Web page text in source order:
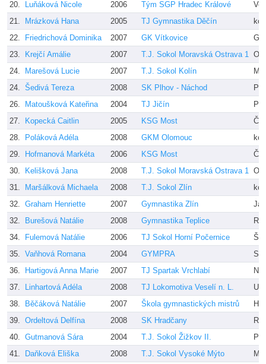
20.
Luňáková Nicole 2006 Tým SGP Hradec Králové
21.
Mrázková Hana 2005 TJ Gymnastika Děčín
22.
Friedrichová Dominika 2007 GK Vítkovice
23.
Krejčí Amálie 2007 T.J. Sokol Moravská Ostrava 1
24.
Marešová Lucie 2007 T.J. Sokol Kolín
24. Šedivá Tereza 2008 SK Plhov - Náchod
26.
Matoušková Kateřina 2004 TJ Jičín
27.
Kopecká Caitlin 2005 KSG Most
28.
Poláková Adéla 2008 GKM Olomouc
29.
Hofmanová Markéta 2006 KSG Most
30.
Kelišková Jana 2008 T.J. Sokol Moravská Ostrava 1
31.
Maršálková Michaela 2008 T.J. Sokol Zlín
32. Graham Henriette 2007 Gymnastika Zlín
32.
Burešová Natálie 2008 Gymnastika Teplice
34.
Fulemová Natálie 2006 TJ Sokol Horní Počernice
35. Vaňhová Romana 2004 GYMPRA
36.
Hartigová Anna Marie 2007 TJ Spartak Vrchlabí
37.
Linhartová Adéla 2008 TJ Lokomotiva Veselí n. L.
38.
Běčáková Natálie 2007 Škola gymnastických mistrů
39. Ordeltová Delfína 2008 SK Hradčany
40. Gutmanová Sára 2004 T.J. Sokol Žižkov II.
41.
Daňková Eliška 2008 T.J. Sokol Vysoké Mýto